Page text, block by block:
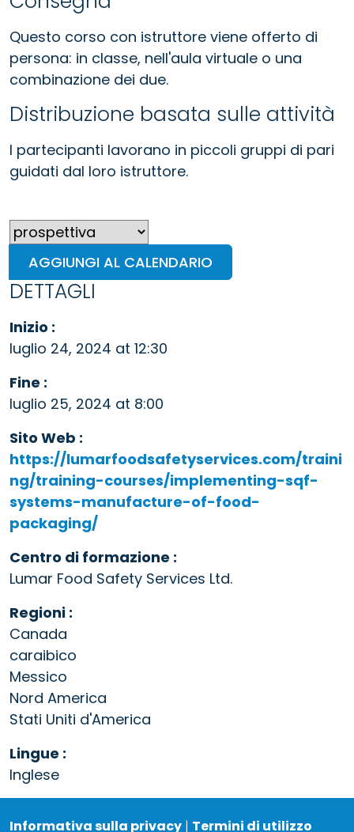
Questo corso con istruttore viene offerto di
persona: in classe, nell'aula virtuale o una
combinazione dei due.
Distribuzione basata sulle attività
I partecipanti lavorano in piccoli gruppi di pari
guidati dal loro istruttore.
AGGIUNGI AL CALENDARIO
DETTAGLI
Inizio :
luglio 24, 2024 at 12:30
Fine :
luglio 25, 2024 at 8:00
Sito Web :
https://lumarfoodsafetyservices.com/traini
ng/training-courses/implementing-sqf-
systems-manufacture-of-food-
packaging/
Centro di formazione :
Lumar Food Safety Services Ltd.
Regioni :
Canada
caraibico
Messico
Nord America
Stati Uniti d'America
Lingue :
Inglese
Informativa sulla privacy | Termini di utilizzo